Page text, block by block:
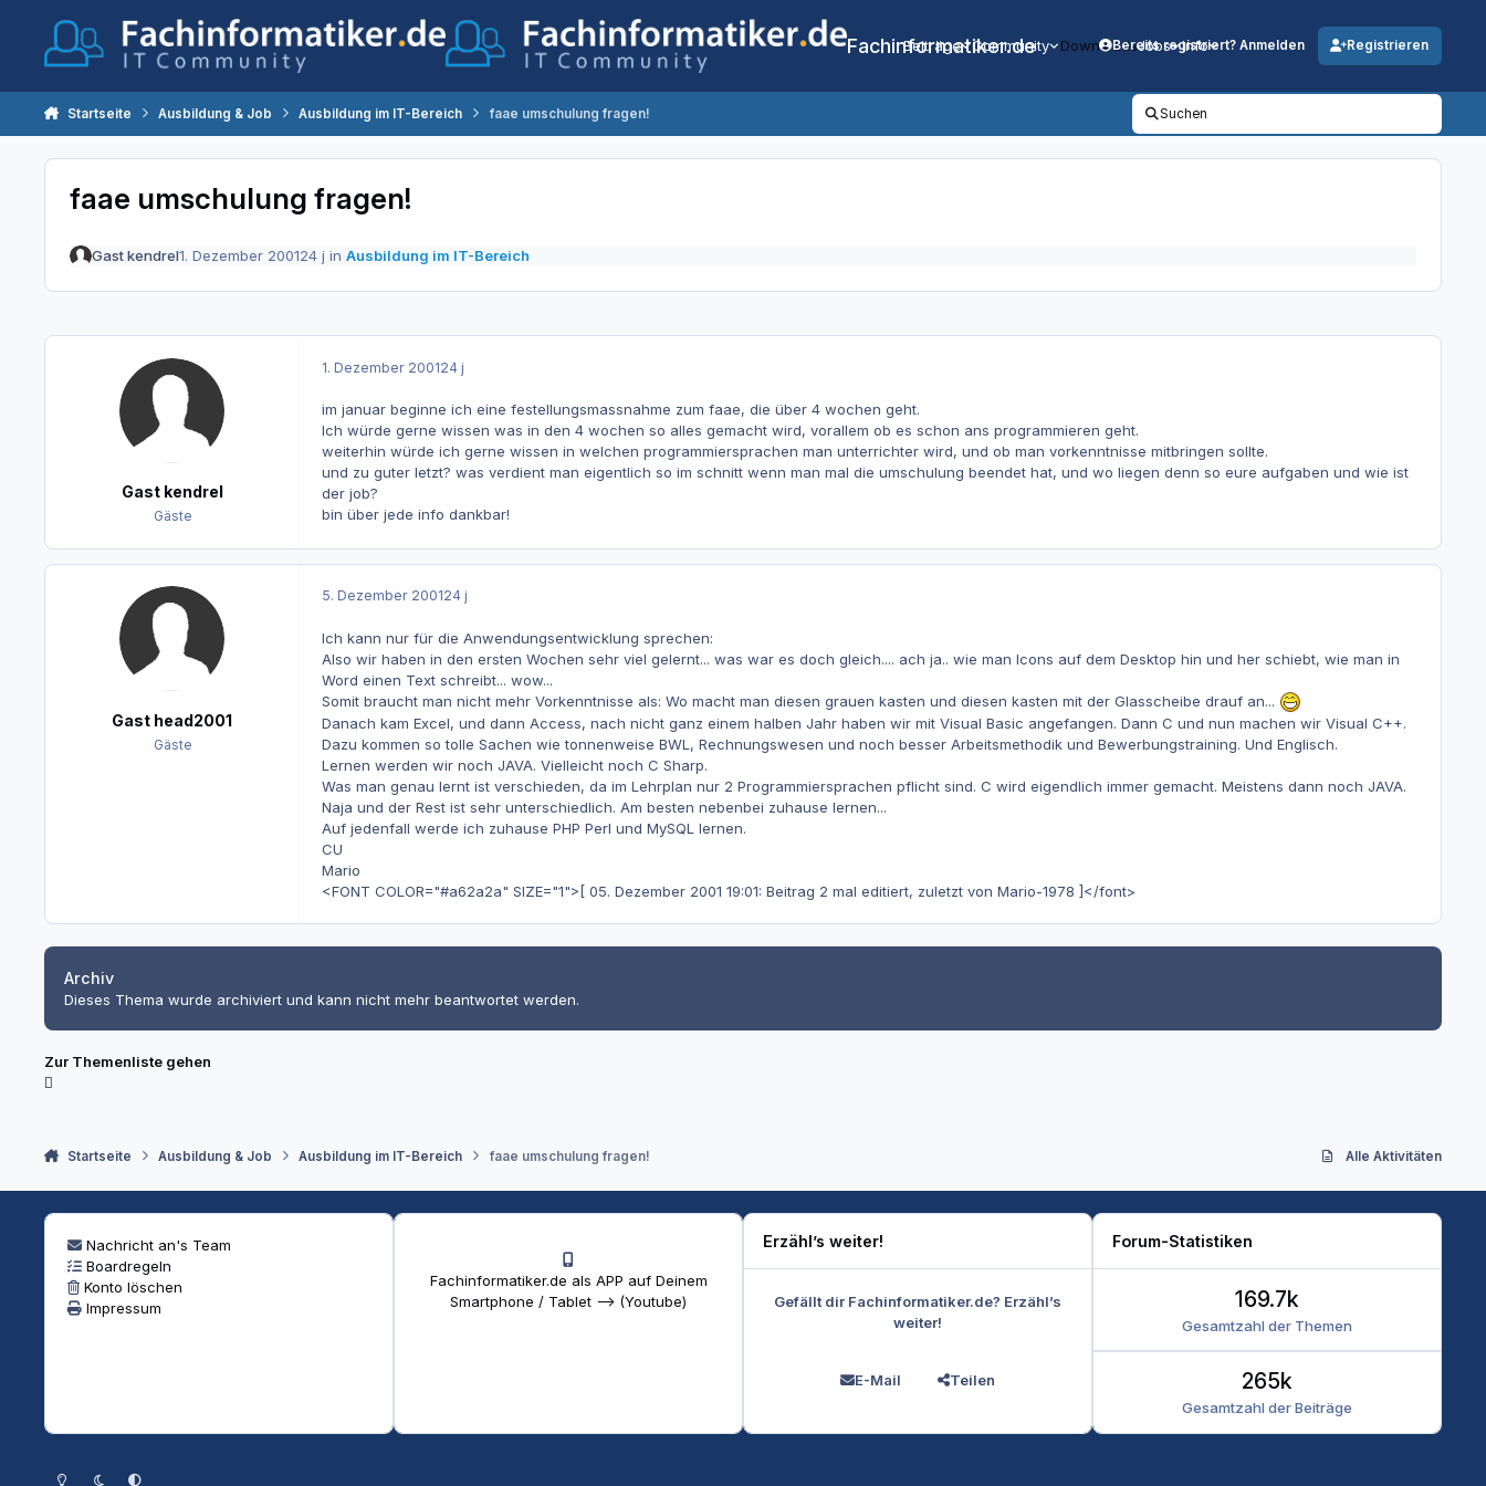
Fachinformatiker.de
Beiträge Community DownloadsJobs Info
Bereits registriert? Anmelden Registrieren
Startseite Ausbildung & Job Ausbildung im IT-Bereich faae umschulung fragen! Suchen
faae umschulung fragen!
Gast kendrel1. Dezember 200124 j in Ausbildung im IT-Bereich
Gast kendrel
Gäste
1. Dezember 200124 j
im januar beginne ich eine festellungsmassnahme zum faae, die über 4 wochen geht.
Ich würde gerne wissen was in den 4 wochen so alles gemacht wird, vorallem ob es schon ans programmieren geht.
weiterhin würde ich gerne wissen in welchen programmiersprachen man unterrichter wird, und ob man vorkenntnisse mitbringen sollte.
und zu guter letzt? was verdient man eigentlich so im schnitt wenn man mal die umschulung beendet hat, und wo liegen denn so eure aufgaben und wie ist
der job?
bin über jede info dankbar!
Gast head2001
Gäste
5. Dezember 200124 j
Ich kann nur für die Anwendungsentwicklung sprechen:
Also wir haben in den ersten Wochen sehr viel gelernt... was war es doch gleich.... ach ja.. wie man Icons auf dem Desktop hin und her schiebt, wie man in
Word einen Text schreibt... wow...
Somit braucht man nicht mehr Vorkenntnisse als: Wo macht man diesen grauen kasten und diesen kasten mit der Glasscheibe drauf an...
Danach kam Excel, und dann Access, nach nicht ganz einem halben Jahr haben wir mit Visual Basic angefangen. Dann C und nun machen wir Visual C++.
Dazu kommen so tolle Sachen wie tonnenweise BWL, Rechnungswesen und noch besser Arbeitsmethodik und Bewerbungstraining. Und Englisch.
Lernen werden wir noch JAVA. Vielleicht noch C Sharp.
Was man genau lernt ist verschieden, da im Lehrplan nur 2 Programmiersprachen pflicht sind. C wird eigendlich immer gemacht. Meistens dann noch JAVA.
Naja und der Rest ist sehr unterschiedlich. Am besten nebenbei zuhause lernen...
Auf jedenfall werde ich zuhause PHP Perl und MySQL lernen.
CU
Mario
<FONT COLOR="#a62a2a" SIZE="1">[ 05. Dezember 2001 19:01: Beitrag 2 mal editiert, zuletzt von Mario-1978 ]</font>
Archiv
Dieses Thema wurde archiviert und kann nicht mehr beantwortet werden.
Zur Themenliste gehen
Startseite Ausbildung & Job Ausbildung im IT-Bereich faae umschulung fragen! Alle Aktivitäten
Nachricht an's Team
Boardregeln
Konto löschen
Impressum
Fachinformatiker.de als APP auf Deinem
Smartphone / Tablet --> (Youtube)
Erzähl’s weiter!
Gefällt dir Fachinformatiker.de? Erzähl’s
weiter!
E-Mail Teilen
Forum-Statistiken
Gesamtzahl der Themen
169.7k
Gesamtzahl der Beiträge
265k
Heller ModusDunkler Modus
Systemeinstellung